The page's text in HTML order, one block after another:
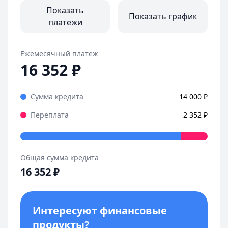
Показать
платежи
Показать график
Ежемесячный платеж
16 352₽
Сумма кредита 14 000 ₽
Переплата
2 352 ₽
Общая сумма кредита
16 352₽
Интересуют финансовые
продукты?